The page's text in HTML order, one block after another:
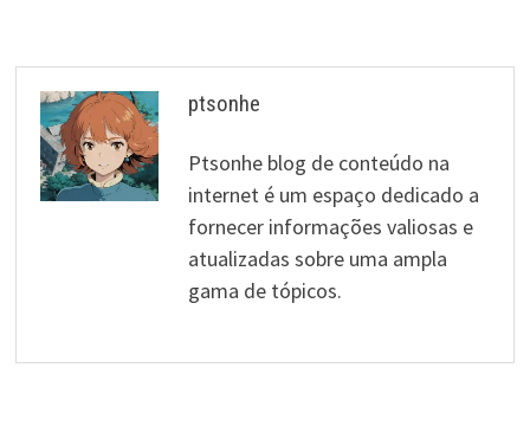
ptsonhe
Ptsonhe blog de conteúdo na
internet é um espaço dedicado a
fornecer informações valiosas e
atualizadas sobre uma ampla
gama de tópicos.